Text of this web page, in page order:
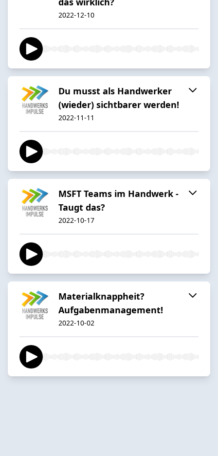
2022-12-10
Du musst als Handwerker
(wieder) sichtbarer werden!
2022-11-11
MSFT Teams im Handwerk -
Taugt das?
2022-10-17
Materialknappheit?
Aufgabenmanagement!
2022-10-02